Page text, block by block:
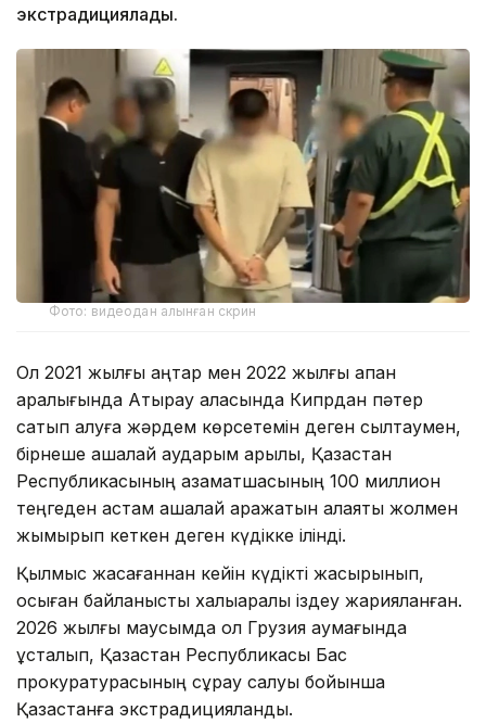
экстрадициялады.
Фото: видеодан алынған скрин
Ол 2021 жылғы қаңтар мен 2022 жылғы ақпан
аралығында Атырау қаласында Кипрдан пәтер
сатып алуға жәрдем көрсетемін деген сылтаумен,
бірнеше ақшалай аударым арқылы, Қазақстан
Республикасының азаматшасының 100 миллион
теңгеден астам ақшалай қаражатын алаяқтық жолмен
жымқырып кеткен деген күдікке ілінді.
Қылмыс жасағаннан кейін күдікті жасырынып,
осыған байланысты халықаралық іздеу жарияланған.
2026 жылғы маусымда ол Грузия аумағында
ұсталып, Қазақстан Республикасы Бас
прокуратурасының сұрау салуы бойынша
Қазақстанға экстрадицияланды.